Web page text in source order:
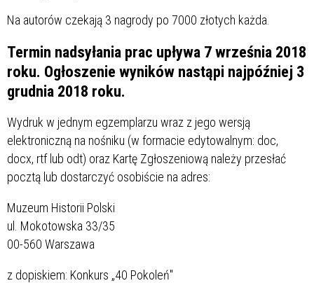
Na autorów czekają 3 nagrody po 7000 złotych każda.
Termin nadsyłania prac upływa 7 września 2018
roku. Ogłoszenie wyników nastąpi najpóźniej 3
grudnia 2018 roku.
Wydruk w jednym egzemplarzu wraz z jego wersją
elektroniczną na nośniku (w formacie edytowalnym: doc,
docx, rtf lub odt) oraz Kartę Zgłoszeniową należy przesłać
pocztą lub dostarczyć osobiście na adres:
Muzeum Historii Polski
ul. Mokotowska 33/35
00-560 Warszawa
z dopiskiem: Konkurs „40 Pokoleń"